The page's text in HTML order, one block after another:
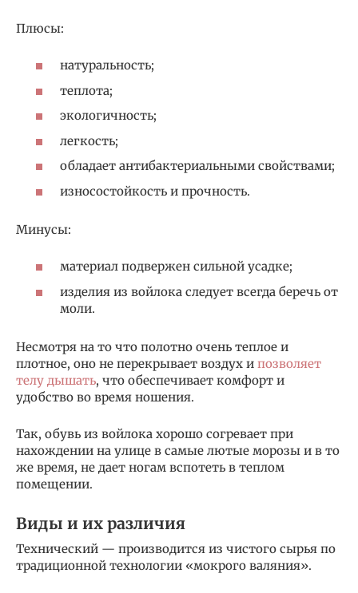
Плюсы:
натуральность;
теплота;
экологичность;
легкость;
обладает антибактериальными свойствами;
износостойкость и прочность.
Минусы:
материал подвержен сильной усадке;
изделия из войлока следует всегда беречь от
моли.
Несмотря на то что полотно очень теплое и
плотное, оно не перекрывает воздух и позволяет
телу дышать, что обеспечивает комфорт и
удобство во время ношения.
Так, обувь из войлока хорошо согревает при
нахождении на улице в самые лютые морозы и в то
же время, не дает ногам вспотеть в теплом
помещении.
Виды и их различия
Технический — производится из чистого сырья по
традиционной технологии «мокрого валяния».